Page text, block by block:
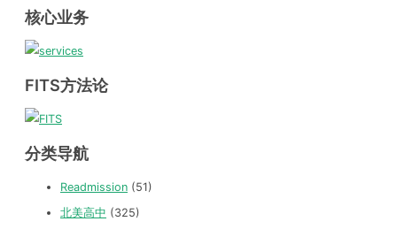
核心业务
FITS方法论
分类导航
Readmission (51)
北美高中 (325)